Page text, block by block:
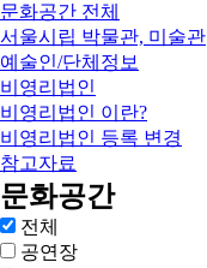
문화공간 전체
서울시립 박물관, 미술관
예술인/단체정보
비영리법인
비영리법인 이란?
비영리법인 등록 변경
참고자료
문화공간
전체
공연장